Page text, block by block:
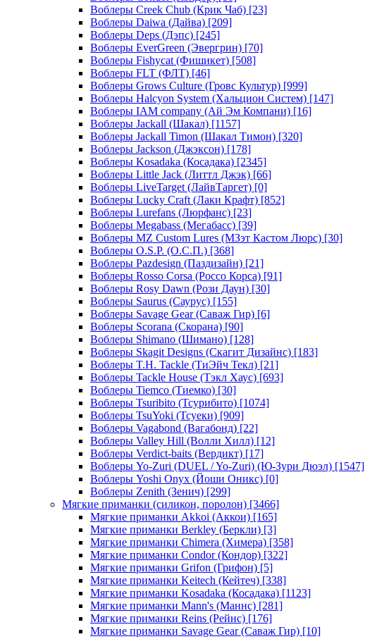
Воблеры Creek Chub (Крик Чаб) [23]
Воблеры Daiwa (Дайва) [209]
Воблеры Deps (Дэпс) [245]
Воблеры EverGreen (Эвергрин) [70]
Воблеры Fishycat (Фишикет) [508]
Воблеры FLT (ФЛТ) [46]
Воблеры Grows Culture (Гровс Культур) [999]
Воблеры Halcyon System (Хальцион Систем) [147]
Воблеры IAM company (Ай Эм Компани) [16]
Воблеры Jackall (Шакал) [1157]
Воблеры Jackall Timon (Шакал Тимон) [320]
Воблеры Jackson (Джэксон) [178]
Воблеры Kosadaka (Косадака) [2345]
Воблеры Little Jack (Литтл Джэк) [66]
Воблеры LiveTarget (ЛайвТаргет) [0]
Воблеры Lucky Craft (Лаки Крафт) [852]
Воблеры Lurefans (Люрфанс) [23]
Воблеры Megabass (Мегабасс) [39]
Воблеры MZ Custom Lures (МЗэт Кастом Люрс) [30]
Воблеры O.S.P. (О.С.П.) [368]
Воблеры Pazdesign (Паздизайн) [21]
Воблеры Rosso Corsa (Россо Корса) [91]
Воблеры Rosy Dawn (Рози Даун) [30]
Воблеры Saurus (Саурус) [155]
Воблеры Savage Gear (Саваж Гир) [6]
Воблеры Scorana (Скорана) [90]
Воблеры Shimano (Шимано) [128]
Воблеры Skagit Designs (Скагит Дизайнс) [183]
Воблеры T.H. Tackle (ТиЭйч Текл) [21]
Воблеры Tackle House (Тэкл Хаус) [693]
Воблеры Tiemco (Тиемко) [30]
Воблеры Tsuribito (Тсурибито) [1074]
Воблеры TsuYoki (Тсуеки) [909]
Воблеры Vagabond (Вагабонд) [22]
Воблеры Valley Hill (Волли Хилл) [12]
Воблеры Verdict-baits (Вердикт) [17]
Воблеры Yo-Zuri (DUEL / Yo-Zuri) (Ю-Зури Дюэл) [1547]
Воблеры Yoshi Onyx (Йоши Оникс) [0]
Воблеры Zenith (Зенич) [299]
Мягкие приманки (силикон, поролон) [3466]
Мягкие приманки Akkoi (Аккои) [165]
Мягкие приманки Berkley (Беркли) [3]
Мягкие приманки Chimera (Химера) [358]
Мягкие приманки Condor (Кондор) [322]
Мягкие приманки Grifon (Грифон) [5]
Мягкие приманки Keitech (Кейтеч) [338]
Мягкие приманки Kosadaka (Косадака) [1123]
Мягкие приманки Mann's (Маннс) [281]
Мягкие приманки Reins (Рейнс) [176]
Мягкие приманки Savage Gear (Саваж Гир) [10]